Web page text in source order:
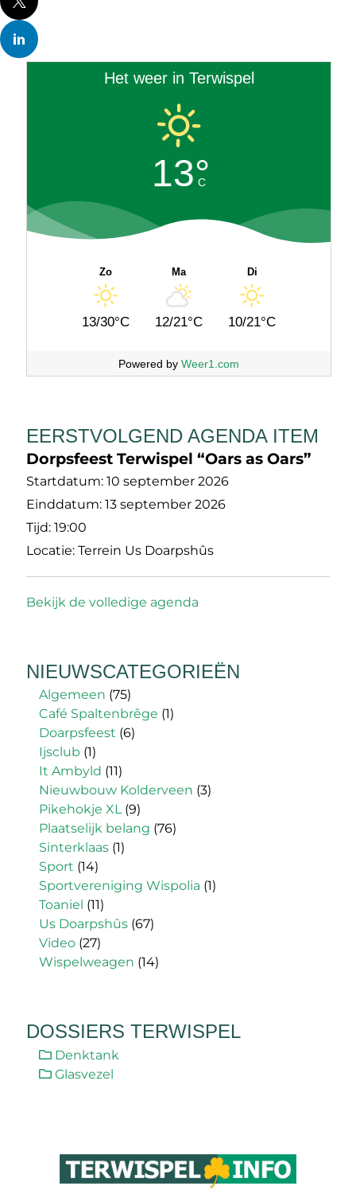
Het weer in Terwispel
13°
C
Zo
13/30°C
Ma
12/21°C
Di
10/21°C
Powered by Weer1.com
EERSTVOLGEND AGENDA ITEM
Dorpsfeest Terwispel “Oars as Oars”
Startdatum: 10 september 2026
Einddatum: 13 september 2026
Tijd: 19:00
Locatie: Terrein Us Doarpshûs
Bekijk de volledige agenda
NIEUWSCATEGORIEËN
Algemeen (75)
Café Spaltenbrêge (1)
Doarpsfeest (6)
Ijsclub (1)
It Ambyld (11)
Nieuwbouw Kolderveen (3)
Pikehokje XL(9)
Plaatselijk belang (76)
Sinterklaas (1)
Sport (14)
Sportvereniging Wispolia (1)
Toaniel (11)
Us Doarpshûs (67)
Video (27)
Wispelweagen (14)
DOSSIERS TERWISPEL
Denktank
Glasvezel